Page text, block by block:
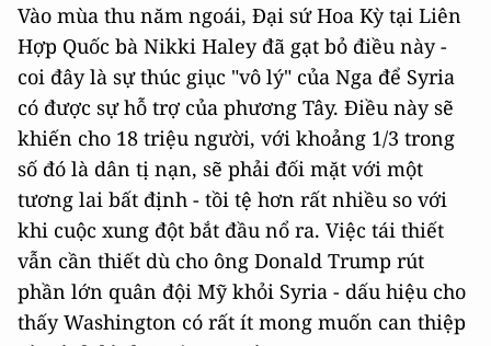
Vào mùa thu năm ngoái, Đại sứ Hoa Kỳ tại Liên
Hợp Quốc bà Nikki Haley đã gạt bỏ điều này -
coi đây là sự thúc giục "vô lý" của Nga để Syria
có được sự hỗ trợ của phương Tây. Điều này sẽ
khiến cho 18 triệu người, với khoảng 1/3 trong
số đó là dân tị nạn, sẽ phải đối mặt với một
tương lai bất định - tồi tệ hơn rất nhiều so với
khi cuộc xung đột bắt đầu nổ ra. Việc tái thiết
vẫn cần thiết dù cho ông Donald Trump rút
phần lớn quân đội Mỹ khỏi Syria - dấu hiệu cho
thấy Washington có rất ít mong muốn can thiệp